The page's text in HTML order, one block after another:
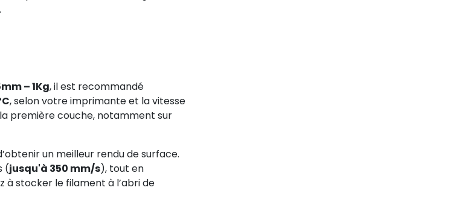
– 1Kg, il est recommandé
, selon votre imprimante et la vitesse
première couche, notamment sur
un meilleur rendu de surface.
(jusqu'à 350 mm/s), tout en
à stocker le filament à l’abri de